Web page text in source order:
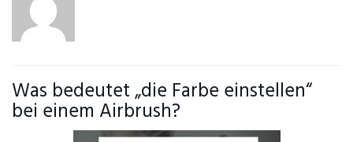
Was bedeutet „die Farbe einstellen“
bei einem Airbrush?